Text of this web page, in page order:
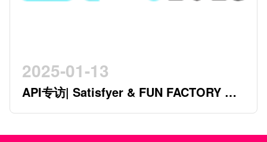
2025-01-13
API专访| Satisfyer & FUN FACTORY 开
创行业新时代的德系双星